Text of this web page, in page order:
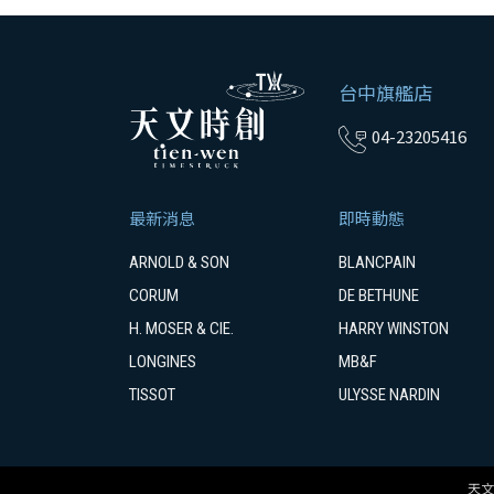
台中旗艦店
04-23205416
最新消息 即時動態
ARNOLD & SON
BLANCPAIN
CORUM
DE BETHUNE
H. MOSER & CIE.
HARRY WINSTON
LONGINES
MB&F
TISSOT
ULYSSE NARDIN
天